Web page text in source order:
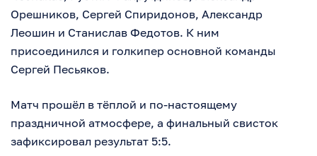
Орешников, Сергей Спиридонов, Александр
Леошин и Станислав Федотов. К ним
присоединился и голкипер основной команды
Сергей Песьяков.
Матч прошёл в тёплой и по-настоящему
праздничной атмосфере, а финальный свисток
зафиксировал результат 5:5.